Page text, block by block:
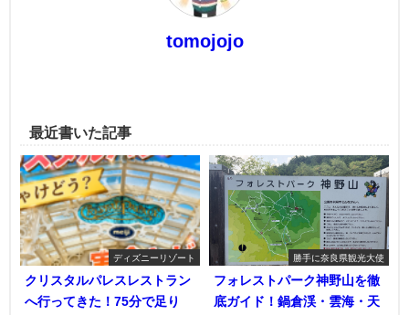
tomojojo
最近書いた記事
ディズニーリゾート
クリスタルパレスレストラン
へ行ってきた！75分で足り
勝手に奈良県観光大使
フォレストパーク神野山を徹
底ガイド！鍋倉渓・雲海・天